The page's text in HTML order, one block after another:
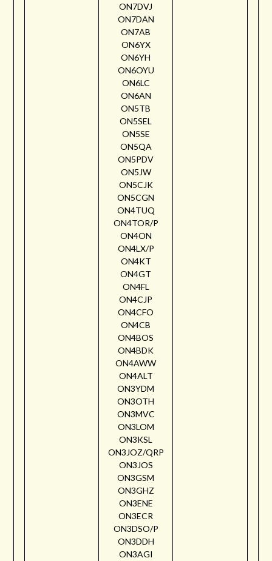
ON7DVJ
ON7DAN
ON7AB
ON6YX
ON6YH
ON6OYU
ON6LC
ON6AN
ON5TB
ON5SEL
ON5SE
ON5QA
ON5PDV
ON5JW
ON5CJK
ON5CGN
ON4TUQ
ON4TOR/P
ON4ON
ON4LX/P
ON4KT
ON4GT
ON4FL
ON4CJP
ON4CFO
ON4CB
ON4BOS
ON4BDK
ON4AWW
ON4ALT
ON3YDM
ON3OTH
ON3MVC
ON3LOM
ON3KSL
ON3JOZ/QRP
ON3JOS
ON3GSM
ON3GHZ
ON3ENE
ON3ECR
ON3DSO/P
ON3DDH
ON3AGI